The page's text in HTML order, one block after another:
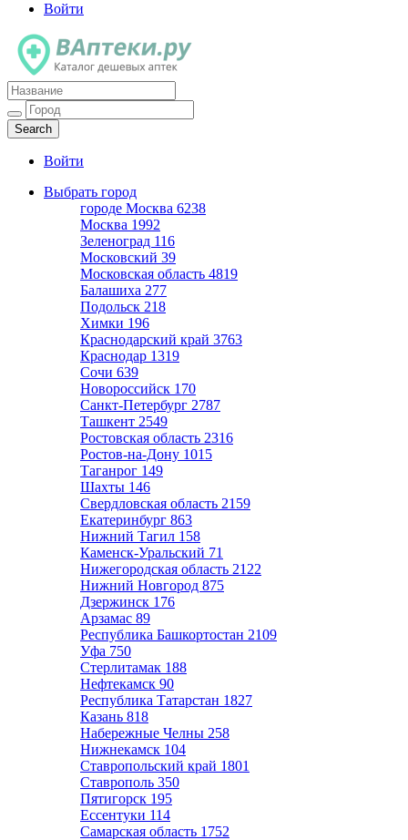
Войти
Каталог дешевых аптек
Войти
Выбрать город
городе Москва 6238
Москва 1992
Зеленоград 116
Московский 39
Московская область 4819
Балашиха 277
Подольск 218
Химки 196
Краснодарский край 3763
Краснодар 1319
Сочи 639
Новороссийск 170
Санкт-Петербург 2787
Ташкент 2549
Ростовская область 2316
Ростов-на-Дону 1015
Таганрог 149
Шахты 146
Свердловская область 2159
Екатеринбург 863
Нижний Тагил 158
Каменск-Уральский 71
Нижегородская область 2122
Нижний Новгород 875
Дзержинск 176
Арзамас 89
Республика Башкортостан 2109
Уфа 750
Стерлитамак 188
Нефтекамск 90
Республика Татарстан 1827
Казань 818
Набережные Челны 258
Нижнекамск 104
Ставропольский край 1801
Ставрополь 350
Пятигорск 195
Ессентуки 114
Самарская область 1752